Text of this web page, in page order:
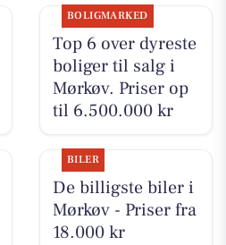
BOLIGMARKED
Top 6 over dyreste
boliger til salg i
Mørkøv. Priser op
til 6.500.000 kr
BILER
De billigste biler i
Mørkøv - Priser fra
18.000 kr